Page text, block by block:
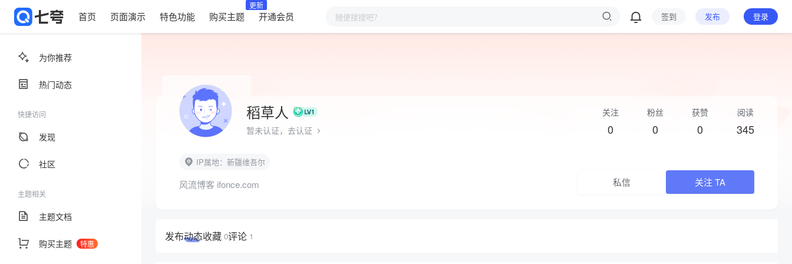
首页 页面演示 特色功能 购买主题
更新
开通会员 签到 发布 登录
为你推荐
热门动态
快捷访问
发现
社区
主题相关
主题文档
购买主题 特惠
稻草人
暂未认证，去认证
关注
0
粉丝
0
获赞
0
阅读
345
IP属地：新疆维吾尔
风流博客 ifonce.com 私信 关注 TA
发布动态收藏 0评论 1